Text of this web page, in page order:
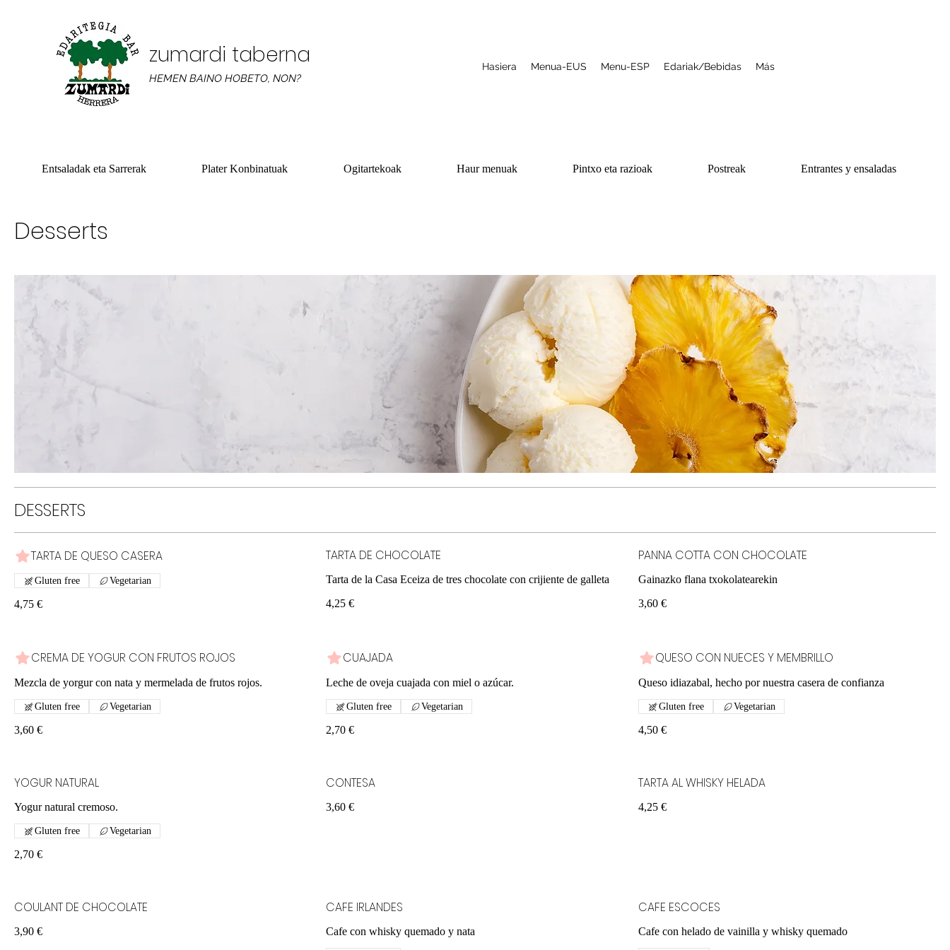
zumardi taberna
HEMEN BAINO HOBETO, NON?
Hasiera Menua-EUS Menu-ESP Edariak/Bebidas Más
Entsaladak eta Sarrerak Plater Konbinatuak Ogitartekoak Haur menuak Pintxo eta razioak Postreak Entrantes y ensaladas
Desserts
DESSERTS
TARTA DE QUESO CASERA
4,75 €
Gluten free Vegetarian
TARTA DE CHOCOLATE
Tarta de la Casa Eceiza de tres chocolate con crijiente de galleta
4,25 €
PANNA COTTA CON CHOCOLATE
Gainazko flana txokolatearekin
3,60 €
CREMA DE YOGUR CON FRUTOS ROJOS
Mezcla de yorgur con nata y mermelada de frutos rojos.
3,60 €
Gluten free Vegetarian
CUAJADA
Leche de oveja cuajada con miel o azúcar.
2,70 €
Gluten free Vegetarian
QUESO CON NUECES Y MEMBRILLO
Queso idiazabal, hecho por nuestra casera de confianza
4,50 €
Gluten free Vegetarian
YOGUR NATURAL
Yogur natural cremoso.
2,70 €
Gluten free Vegetarian
CONTESA
3,60 €
TARTA AL WHISKY HELADA
4,25 €
COULANT DE CHOCOLATE
3,90 €
CAFE IRLANDES
Cafe con whisky quemado y nata
CAFE ESCOCES
Cafe con helado de vainilla y whisky quemado